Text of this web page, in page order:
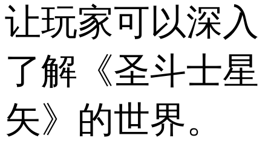
让玩家可以深入
了解《圣斗士星
矢》的世界。